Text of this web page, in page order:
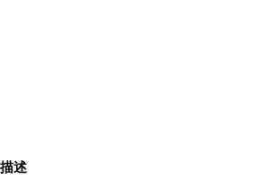
描述